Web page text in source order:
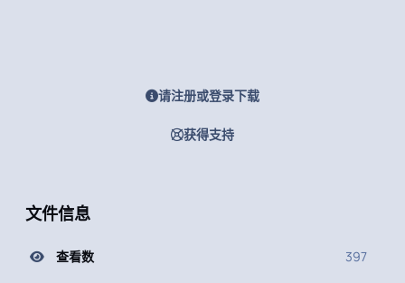
请注册或登录下载
获得支持
文件信息
查看数 397